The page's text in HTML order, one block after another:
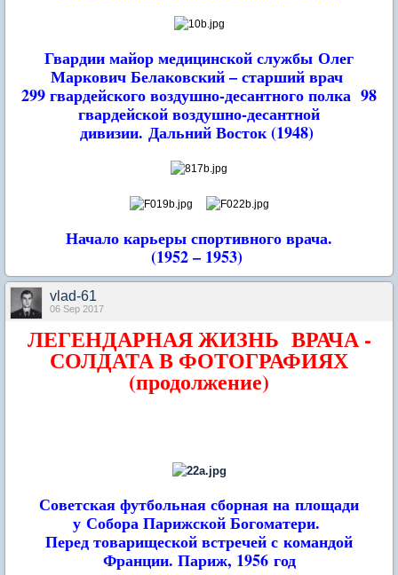
Гвардии майор медицинской службы Олег
Маркович Белаковский – старший врач
299 гвардейского воздушно-десантного полка 98
гвардейской воздушно-десантной
дивизии. Дальний Восток (1948)
Начало карьеры спортивного врача.
(1952 – 1953)
vlad-61
06 Sep 2017
ЛЕГЕНДАРНАЯ ЖИЗНЬ ВРАЧА -
СОЛДАТА В ФОТОГРАФИЯХ
(продолжение)
Советская футбольная сборная на площади
у Собора Парижской Богоматери.
Перед товарищеской встречей с командой
Франции. Париж, 1956 год